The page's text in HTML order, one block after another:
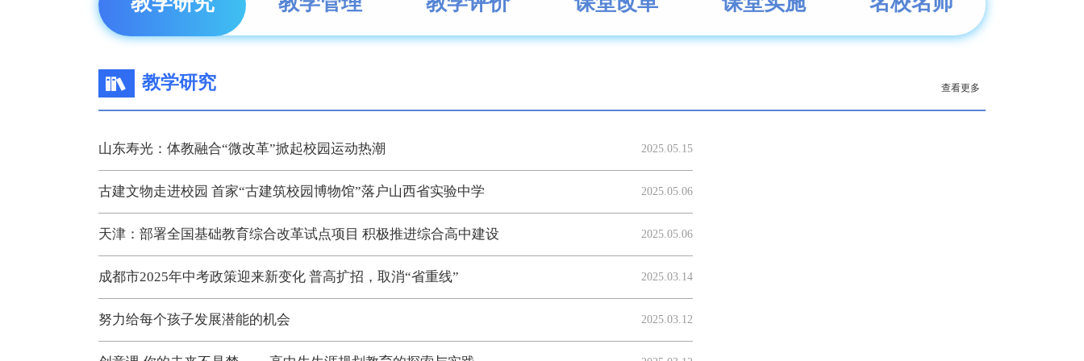
教学研究 查看更多
山东寿光：体教融合“微改革”掀起校园运动热潮 2025.05.15
古建文物走进校园 首家“古建筑校园博物馆”落户山西省实验中学 2025.05.06
天津：部署全国基础教育综合改革试点项目 积极推进综合高中建设 2025.05.06
成都市2025年中考政策迎来新变化 普高扩招，取消“省重线” 2025.03.14
努力给每个孩子发展潜能的机会 2025.03.12